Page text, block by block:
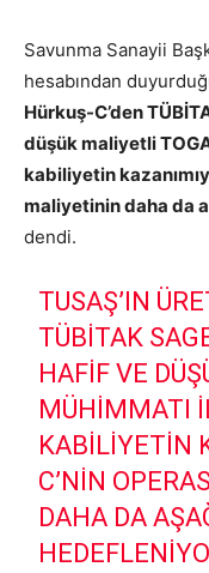
Savunma Sanayii
hesabından
Hürkuş-C’den
düşük maliyetli
kabiliyetin
maliyetinin daha da
dendi.
TUSAŞ’IN
TÜBİTAK
HAFIF VE
MÜHIMMATI
KABILIYETIN
C’NIN
DAHA DA